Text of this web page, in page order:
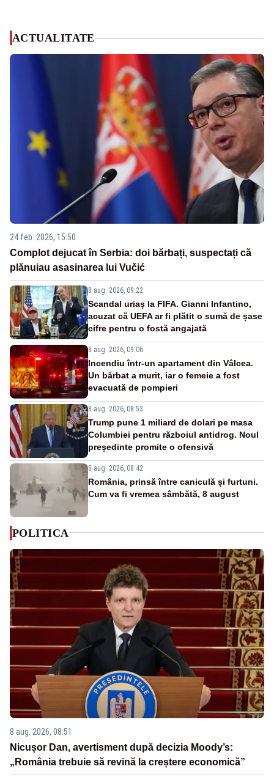
ACTUALITATE
24 feb. 2026, 15:50
Complot dejucat în Serbia: doi bărbați, suspectați că
plănuiau asasinarea lui Vučić
8 aug. 2026, 09:22
Scandal uriaș la FIFA. Gianni Infantino,
acuzat că UEFA ar fi plătit o sumă de șase
cifre pentru o fostă angajată
8 aug. 2026, 09:06
Incendiu într-un apartament din Vâlcea.
Un bărbat a murit, iar o femeie a fost
evacuată de pompieri
8 aug. 2026, 08:53
Trump pune 1 miliard de dolari pe masa
Columbiei pentru războiul antidrog. Noul
președinte promite o ofensivă
8 aug. 2026, 08:42
România, prinsă între caniculă și furtuni.
Cum va fi vremea sâmbătă, 8 august
POLITICA
8 aug. 2026, 08:51
Nicușor Dan, avertisment după decizia Moody’s:
„România trebuie să revină la creștere economică”